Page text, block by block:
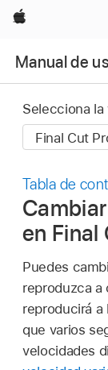
Apple
Manual de
Selecciona la
Tabla de
en Final
Puedes
reproduzca a
reproducirá a
que varios
velocidades